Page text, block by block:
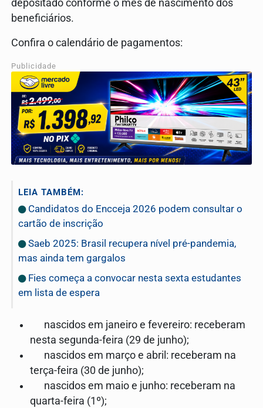
depositado conforme o mês de nascimento dos
beneficiários.
Confira o calendário de pagamentos:
Publicidade
LEIA TAMBÉM:
Candidatos do Encceja 2026 podem consultar o
cartão de inscrição
Saeb 2025: Brasil recupera nível pré-pandemia,
mas ainda tem gargalos
Fies começa a convocar nesta sexta estudantes
em lista de espera
nascidos em janeiro e fevereiro: receberam
nesta segunda-feira (29 de junho);
nascidos em março e abril: receberam na
terça-feira (30 de junho);
nascidos em maio e junho: receberam na
quarta-feira (1º);